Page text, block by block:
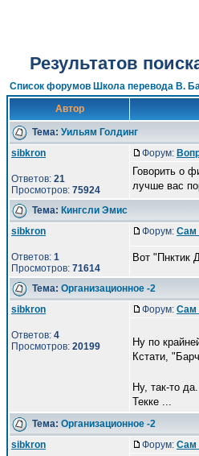
Результатов
Список форумов Школа перевода В.
Автор
Тема: Уильям Голдинг
sibkron
Ответов: 21
Просмотров: 75924
Форум:
Говорить о
лучше вас
Тема: Кингсли Эмис
sibkron
Ответов: 1
Просмотров: 71614
Форум: Сам
Вот "Пнктик
Тема: Организационное -2
sibkron
Ответов: 4
Просмотров: 20199
Форум: Сам
Ну по
Кстати,
Ну, так-то
Текке ...
Тема: Организационное -2
sibkron
Форум: Сам